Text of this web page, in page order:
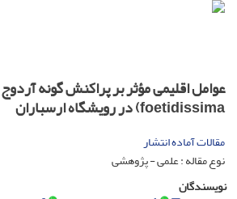
foetidissima) در رویشگاه ارسباران
مقالات آماده انتشار
نوع مقاله : علمی - پژوهشی
نویسندگان